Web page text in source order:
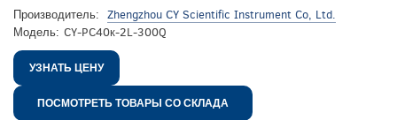
Производитель: Zhengzhou CY Scientific Instrument Co, Ltd.
Модель: CY-PC40к-2L-300Q
УЗНАТЬ ЦЕНУ
ПОСМОТРЕТЬ ТОВАРЫ СО СКЛАДА